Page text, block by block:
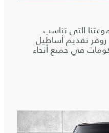
التي تناسب
روڤر تقديم أساطيل
في جميع أنحاء